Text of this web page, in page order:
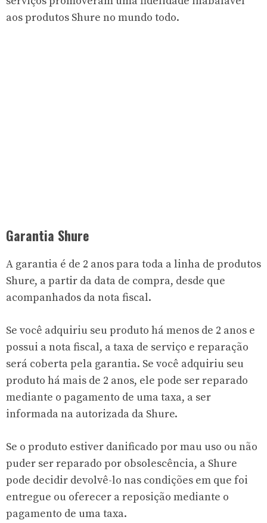
aos produtos Shure no mundo todo.
Garantia Shure
A garantia é de 2 anos para toda a linha de produtos
Shure, a partir da data de compra, desde que
acompanhados da nota fiscal.
Se você adquiriu seu produto há menos de 2 anos e
possui a nota fiscal, a taxa de serviço e reparação
será coberta pela garantia. Se você adquiriu seu
produto há mais de 2 anos, ele pode ser reparado
mediante o pagamento de uma taxa, a ser
informada na autorizada da Shure.
Se o produto estiver danificado por mau uso ou não
puder ser reparado por obsolescência, a Shure
pode decidir devolvê-lo nas condições em que foi
entregue ou oferecer a reposição mediante o
pagamento de uma taxa.